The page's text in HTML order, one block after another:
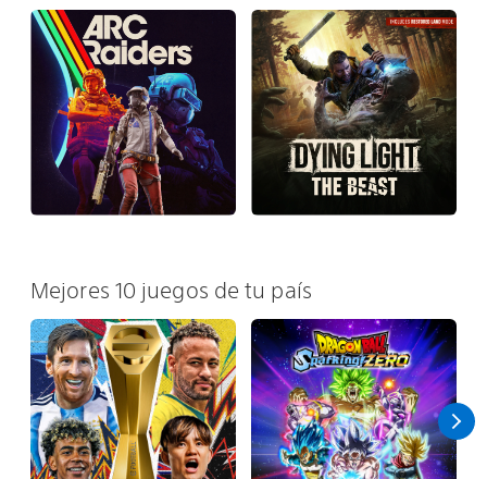
Mejores 10 juegos de tu país